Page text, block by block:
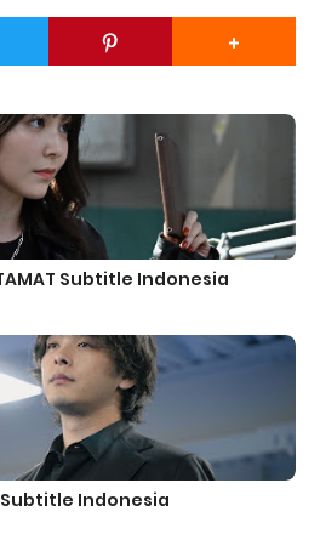
Subtitle Indonesia
Subtitle Indonesia